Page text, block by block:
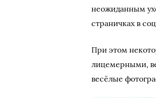
неожиданным
страничках в
При этом
лицемерными,
весёлые